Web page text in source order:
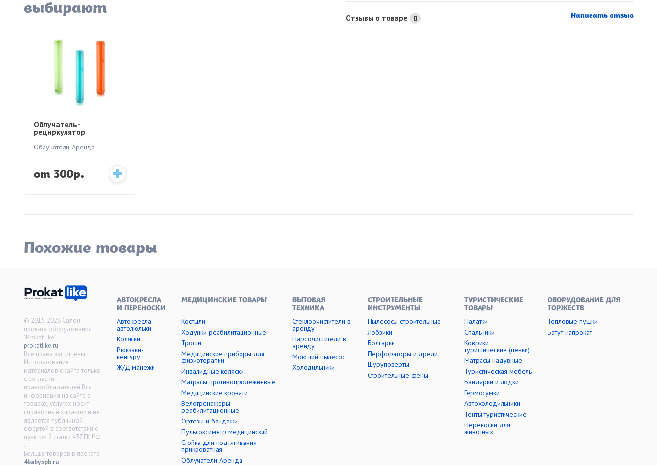
выбирают
Облучатель-
рециркулятор
медицинский Армед
CH111-115 (пластик
Облучатели-Аренда
от 300р.
Отзывы о товаре 0 Написать отзыв
Похожие товары
© 2015-2026 Салон
проката оборудования
"ProkatLike"
prokatlike.ru
Все права защищены.
Использование
материалов с сайта только
с согласия
правообладателей Вся
информация на сайте о
товарах, услугах носит
справочный характер и не
является публичной
офертой в соответствии с
пунктом 2 статьи 437 ГК РФ.
.
Больше товаров в прокате
4baby.spb.ru
АВТОКРЕСЛА
И ПЕРЕНОСКИ
МЕДИЦИНСКИЕ ТОВАРЫ
БЫТОВАЯ
ТЕХНИКА
СТРОИТЕЛЬНЫЕ
ИНСТРУМЕНТЫ
ТУРИСТИЧЕСКИЕ
ТОВАРЫ
ОБОРУДОВАНИЕ ДЛЯ
ТОРЖЕСТВ
Автокресла-
автолюльки
Коляски
Рюкзаки-
кенгуру
Ж/Д манежи
Костыли
Ходунки реабилитационные
Трости
Медицинские приборы для
физиотерапии
Инвалидные коляски
Матрасы противопролежневые
Медицинские кровати
Велотренажеры
реабилитационные
Ортезы и бандажи
Пульсоксиметр медицинский
Стойка для подтягивания
прикроватная
Облучатели-Аренда
Стеклоочистители в
аренду
Пароочистители в
аренду
Моющий пылесос
Холодильники
Пылесосы строительные
Лобзики
Болгарки
Перфораторы и дрели
Шуруповёрты
Строительные фены
Палатки
Cпальники
Коврики
туристические (пенки)
Матрасы надувные
Туристическая мебель
Байдарки и лодки
Гермосумки
Автохолодильники
Тенты туристические
Переноски для
животных
Тепловые пушки
Батут напрокат